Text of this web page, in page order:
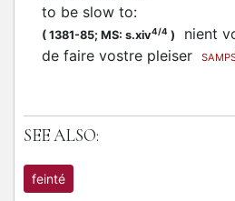
to be slow to:
( 1381-85; MS: s.xiv4/4 )
nient
de faire vostre pleiser
SEE ALSO:
feinté